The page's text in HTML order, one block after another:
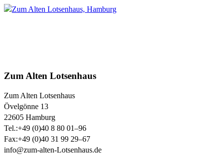
Zum Alten Lotsenhaus
Zum Alten Lotsenhaus
Övelgönne 13
22605 Hamburg
Tel.:+49 (0)40 8 80 01–96
Fax:+49 (0)40 31 99 29–67
info@zum-alten-Lotsenhaus.de